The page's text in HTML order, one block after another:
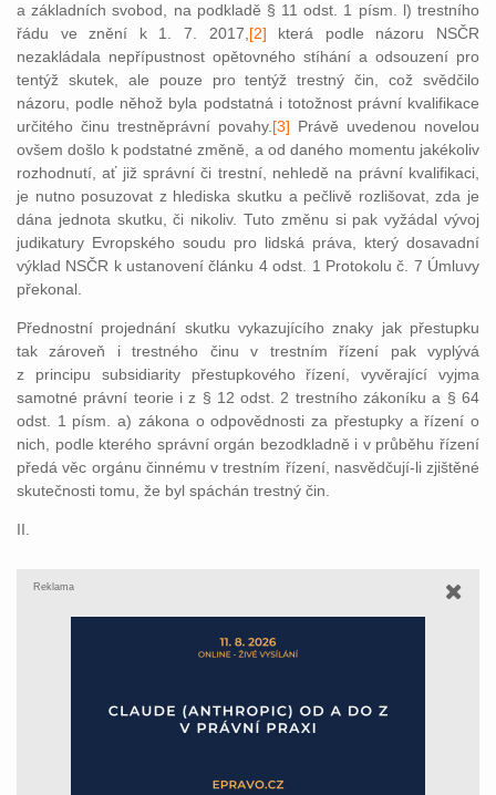
a základních svobod, na podkladě § 11 odst. 1 písm. l) trestního
řádu ve znění k 1. 7. 2017, [2] která podle názoru NSČR
nezakládala nepřípustnost opětovného stíhání a odsouzení pro
tentýž skutek, ale pouze pro tentýž trestný čin, což svědčilo
názoru, podle něhož byla podstatná i totožnost právní kvalifikace
určitého činu trestněprávní povahy. [3] Právě uvedenou novelou
ovšem došlo k podstatné změně, a od daného momentu jakékoliv
rozhodnutí, ať již správní či trestní, nehledě na právní kvalifikaci,
je nutno posuzovat z hlediska skutku a pečlivě rozlišovat, zda je
dána jednota skutku, či nikoliv. Tuto změnu si pak vyžádal vývoj
judikatury Evropského soudu pro lidská práva, který dosavadní
výklad NSČR k ustanovení článku 4 odst. 1 Protokolu č. 7 Úmluvy
překonal.
Přednostní projednání skutku vykazujícího znaky jak přestupku
tak zároveň i trestného činu v trestním řízení pak vyplývá
z principu subsidiarity přestupkového řízení, vyvěrající vyjma
samotné právní teorie i z § 12 odst. 2 trestního zákoníku a § 64
odst. 1 písm. a) zákona o odpovědnosti za přestupky a řízení o
nich, podle kterého správní orgán bezodkladně i v průběhu řízení
předá věc orgánu činnému v trestním řízení, nasvědčují-li zjištěné
skutečnosti tomu, že byl spáchán trestný čin.
II.
Reklama